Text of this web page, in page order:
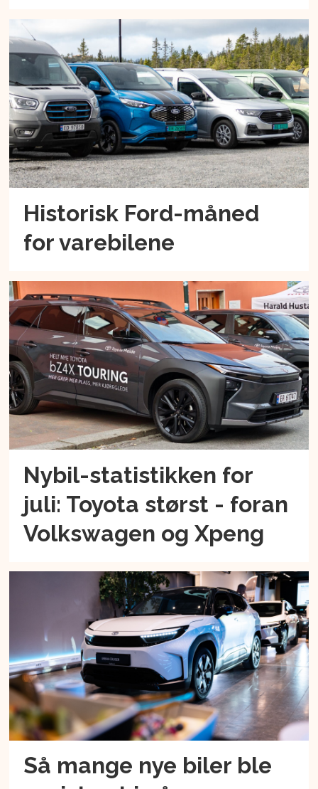
Historisk Ford-måned
for varebilene
Nybil-statistikken for
juli: Toyota størst - foran
Volkswagen og Xpeng
Så mange nye biler ble